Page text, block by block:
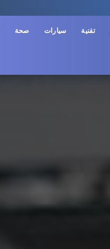
تقنية سيارات صحة